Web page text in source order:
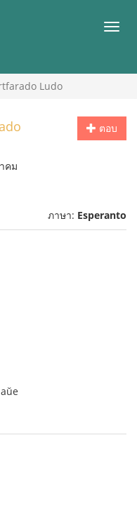
เมนู
Ludo
ตอบ
คม
ภาษา: Esperanto